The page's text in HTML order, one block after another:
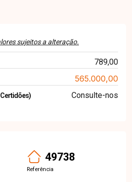
sujeitos a alteração.
789,00
565.000,00
Consulte-nos
49738
Referência